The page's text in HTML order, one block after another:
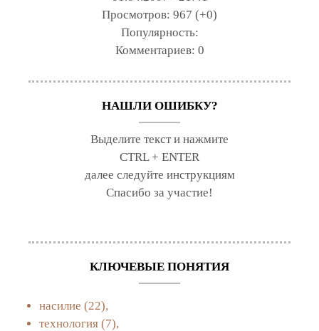
Просмотров: 967 (+0)
Популярность:
Комментариев: 0
НАШЛИ ОШИБКУ?
Выделите текст и нажмите
CTRL + ENTER
далее следуйте инструкциям
Спасибо за участие!
КЛЮЧЕВЫЕ ПОНЯТИЯ
насилие (22),
технология (7),